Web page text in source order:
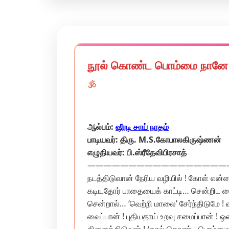
நூல் கொண்ட பொம்மை
🕉️
ஆல்பம்: ஷீரடி சாய் நாதம்
பாடியவர்: திரு. M.S.கோபாலகிருஷ்ணன்
எழுதியவர்: பி.ஸ்ரீதேவிபிரசாத்
நடத்திடுவான் நேரிய வழியில் ! கோள்
கடியதோர் பாதையைக் காட்டி…
சென்றால்… ‘வெற்றி மாலை’ சேர்ந்திடுமே
வைப்பான் ! புதியதாய் உறவு சமைப்பான் !